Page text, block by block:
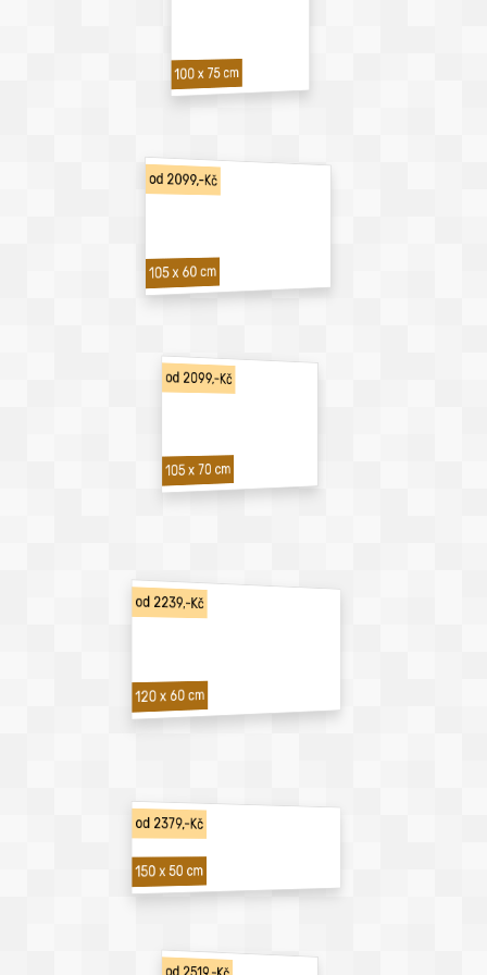
100 x 75 cm
od 2099,-Kč
105 x 60 cm
od 2099,-Kč
105 x 70 cm
od 2239,-Kč
120 x 60 cm
od 2379,-Kč
150 x 50 cm